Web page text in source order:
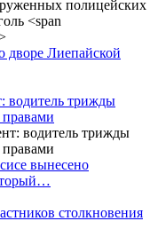
дворе Лиепайской
водитель трижды
вынесено
столкновения